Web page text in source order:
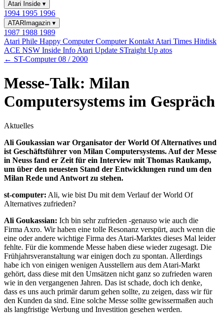
Atari Inside ▾
1994 1995 1996
ATARImagazin ▾
1987 1988 1989
Atari Phile Happy ComputerComputer Kontakt Atari Times Hitdisk
ACE NSW Inside Info Atari Update STraight Up atos
← ST-Computer 08 / 2000
Messe-Talk: Milan
Computersystems im Gespräch
Aktuelles
Ali Goukassian war Organisator der World Of Alternatives und
ist Geschäftsführer von Milan Computersystems. Auf der Messe
in Neuss fand er Zeit für ein Interview mit Thomas Raukamp,
um über den neuesten Stand der Entwicklungen rund um den
Milan Rede und Antwort zu stehen.
st-computer: Ali, wie bist Du mit dem Verlauf der World Of
Alternatives zufrieden?
Ali Goukassian: Ich bin sehr zufrieden -genauso wie auch die
Firma Axro. Wir haben eine tolle Resonanz verspürt, auch wenn die
eine oder andere wichtige Firma des Atari-Marktes dieses Mal leider
fehlte. Für die kommende Messe haben diese wieder zugesagt. Die
Frühjahrsveranstaltung war einigen doch zu spontan. Allerdings
habe ich von einigen wenigen Ausstellern aus dem Atari-Markt
gehört, dass diese mit den Umsätzen nicht ganz so zufrieden waren
wie in den vergangenen Jahren. Das ist schade, doch ich denke,
dass es uns auch primär darum gehen sollte, zu zeigen, dass wir für
den Kunden da sind. Eine solche Messe sollte gewissermaßen auch
als langfristige Werbung und Investition gesehen werden.